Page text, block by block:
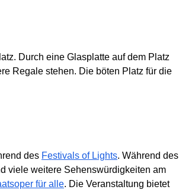
Durch eine Glasplatte auf dem Platz
Regale stehen. Die böten Platz für die
des Festivals of Lights. Während des
viele weitere Sehenswürdigkeiten am
für alle. Die Veranstaltung bietet